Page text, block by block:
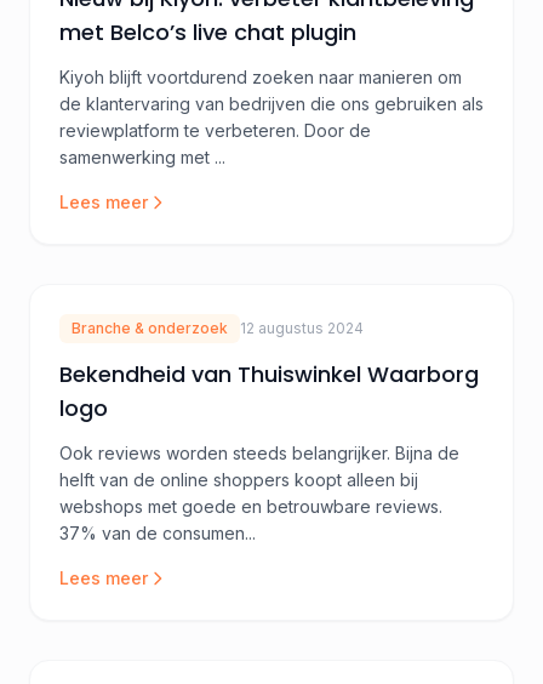
met Belco’s live chat plugin
Kiyoh blijft voortdurend zoeken naar manieren om
de klantervaring van bedrijven die ons gebruiken als
reviewplatform te verbeteren. Door de
samenwerking met ...
Lees meer
Branche & onderzoek 12 augustus 2024
Bekendheid van Thuiswinkel Waarborg
logo
Ook reviews worden steeds belangrijker. Bijna de
helft van de online shoppers koopt alleen bij
webshops met goede en betrouwbare reviews.
37% van de consumen...
Lees meer